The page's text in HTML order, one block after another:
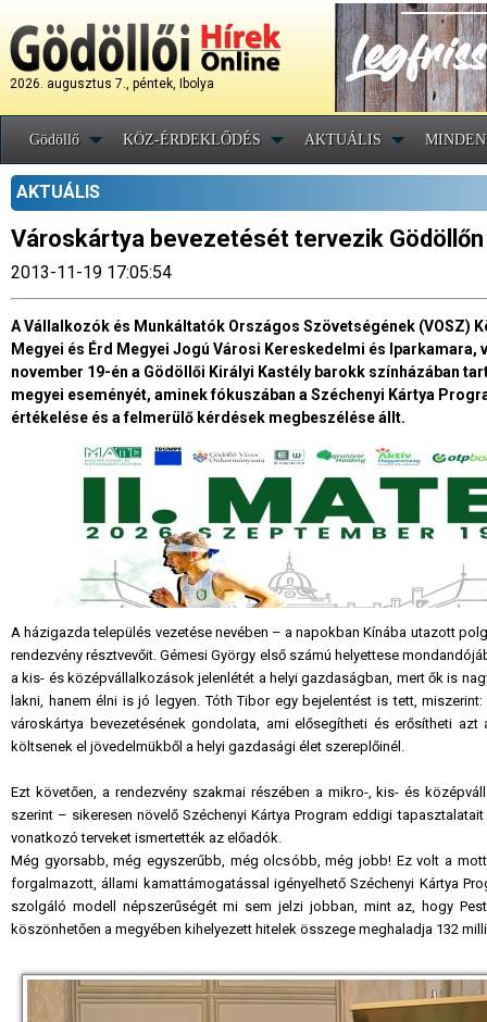
2026. augusztus 7., péntek, Ibolya
Gödöllő KÖZ-ÉRDEKLŐDÉS AKTUÁLIS
AKTUÁLIS
Városkártya bevezetését tervezik Gödöllőn
2013-11-19 17:05:54
A Vállalkozók és Munkáltatók Országos Szövetségének (VOSZ)
Megyei és Érd Megyei Jogú Városi Kereskedelmi és
november 19-én a Gödöllői Királyi Kastély barokk színházában
megyei eseményét, aminek fókuszában a Széchenyi Kártya
értékelése és a felmerülő kérdések megbeszélése állt.
A házigazda település vezetése nevében – a napokban Kínába utazott
rendezvény résztvevőit. Gémesi György első számú helyettese
a kis- és középvállalkozások jelenlétét a helyi gazdaságban, mert ők is
lakni, hanem élni is jó legyen. Tóth Tibor egy bejelentést is tett,
városkártya bevezetésének gondolata, ami elősegítheti és erősítheti
költsenek el jövedelmükből a helyi gazdasági élet szereplőinél.
Ezt követően, a rendezvény szakmai részében a mikro-, kis- és
szerint – sikeresen növelő Széchenyi Kártya Program eddigi
vonatkozó terveket ismertették az előadók.
Még gyorsabb, még egyszerűbb, még olcsóbb, még jobb! Ez volt a
forgalmazott, állami kamattámogatással igényelhető Széchenyi Kártya
szolgáló modell népszerűségét mi sem jelzi jobban, mint az, hogy
köszönhetően a megyében kihelyezett hitelek összege meghaladja 132